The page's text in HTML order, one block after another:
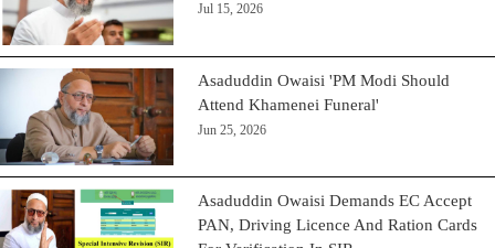
Jul 15, 2026
Asaduddin Owaisi 'PM Modi Should
Attend Khamenei Funeral'
Jun 25, 2026
Asaduddin Owaisi Demands EC Accept
PAN, Driving Licence And Ration Cards